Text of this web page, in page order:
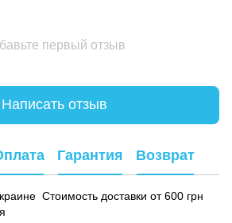
первый отзыв
Написать отзыв
Гарантия Возврат
Стоимость доставки от 600 грн